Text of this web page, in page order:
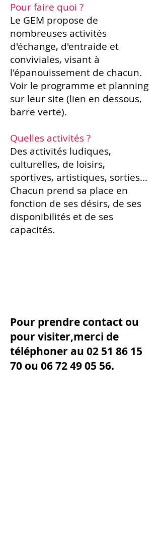
Pour faire quoi ?
Le GEM propose de
nombreuses activités
d'échange, d'entraide et
conviviales, visant à
l'épanouissement de chacun.
Voir le programme et planning
sur leur site (lien en dessous,
barre verte).
Quelles activités ?
Des activités ludiques,
culturelles, de loisirs,
sportives, artistiques, sorties...
Chacun prend sa place en
fonction de ses désirs, de ses
disponibilités et de ses
capacités.
Pour prendre contact ou
pour visiter,merci de
téléphoner au 02 51 86 15
70 ou 06 72 49 05 56.